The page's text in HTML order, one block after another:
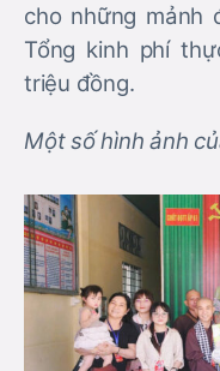
cho những mảnh
Tổng kinh phí
triệu đồng.
Một số hình ảnh